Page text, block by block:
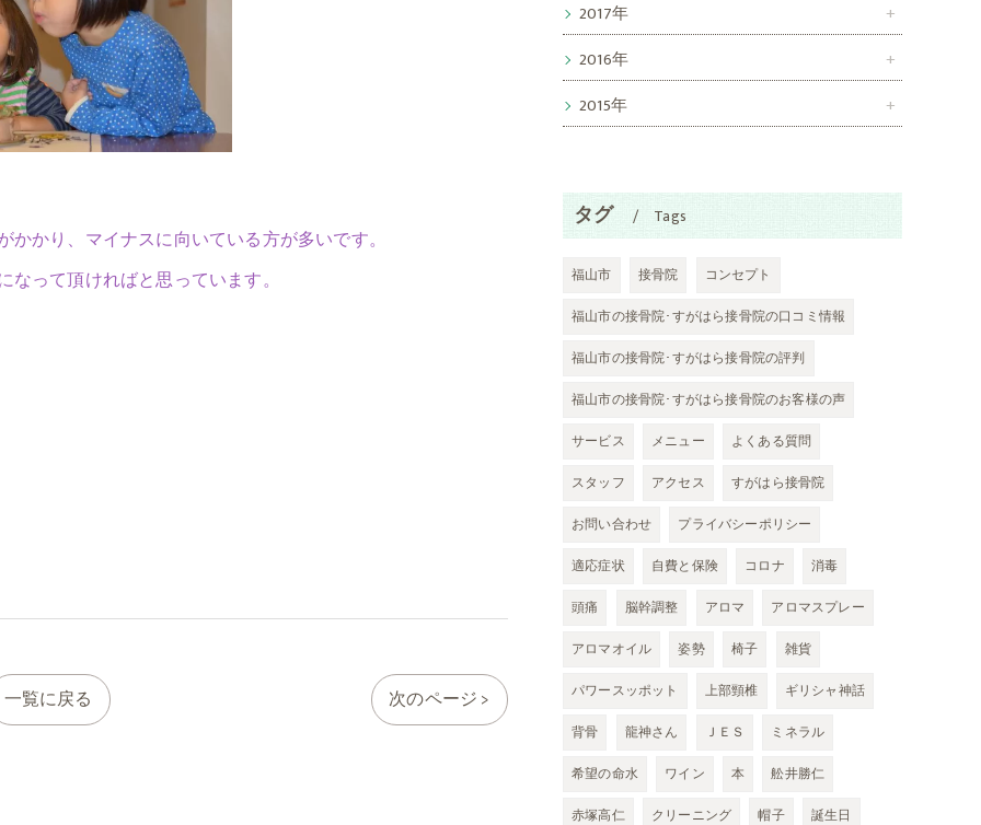
かり、マイナスに向いている方が多いです。
って頂ければと思っています。
一覧に戻る 次のページ >
2017年
2016年
2015年
タグ Tags
福山市 接骨院
コンセプト
福山市の接骨院･すがはら接骨院の口コミ情報
福山市の接骨院･すがはら接骨院の評判
福山市の接骨院･すがはら接骨院のお客様の声
サービス
メニュー
よくある質問
スタッフ
アクセス
すがはら接骨院
お問い合わせ
プライバシーポリシー
適応症状
自費と保険 コロナ
消毒
頭痛
脳幹調整 アロマ
アロマスプレー
アロマオイル
姿勢 椅子
雑貨
パワースッポット
上部頸椎
ギリシャ神話
背骨
龍神さん ＪＥＳ
ミネラル
希望の命水
ワイン 本
舩井勝仁
赤塚高仁
クリーニング 帽子
誕生日